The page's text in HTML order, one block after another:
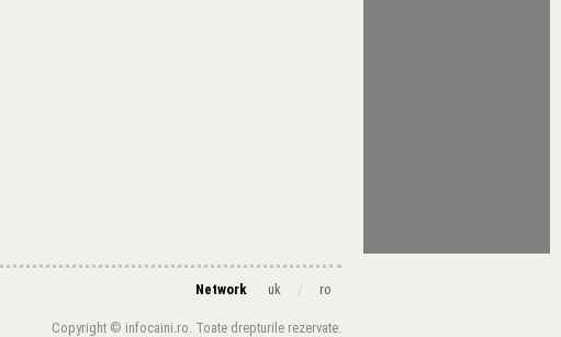
Network uk / ro
Copyright © infocaini.ro. Toate drepturile rezervate.